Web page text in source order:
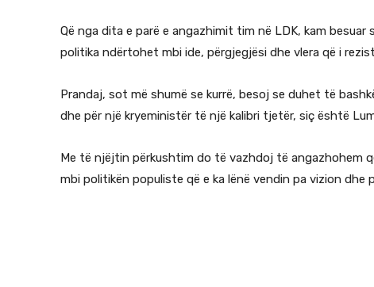
Që nga dita e parë e angazhimit tim në LDK, kam
politika ndërtohet mbi ide, përgjegjësi dhe vlera që i
Prandaj, sot më shumë se kurrë, besoj se duhet të
dhe për një kryeministër të një kalibri tjetër, siç është
Me të njëjtin përkushtim do të vazhdoj të angazhohem
mbi politikën populiste që e ka lënë vendin pa vizion dhe